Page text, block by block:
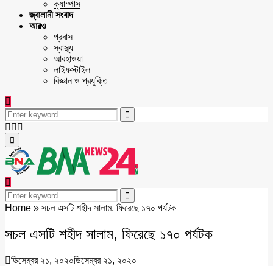
ক্যাম্পাস
জ্বালানী সংবাদ
আরও
প্রবাস
স্বাস্থ্য
আবহাওয়া
লাইফস্টাইল
বিজ্ঞান ও প্রযুক্তি
Search
for:
Search
Facebook
Twitter
Primary
Menu
Search
for:
Search
Home » সচল এসটি শহীদ সালাম, ফিরেছে ১৭০ পর্যটক
সচল এসটি শহীদ সালাম, ফিরেছে ১৭০ পর্যটক
ডিসেম্বর ২১, ২০২০ডিসেম্বর ২১, ২০২০